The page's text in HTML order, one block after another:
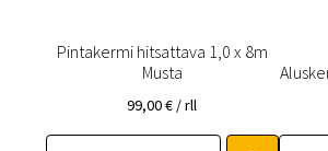
Pintakermi hitsattava 1,0 x 8m
Musta
99,00€ / rll